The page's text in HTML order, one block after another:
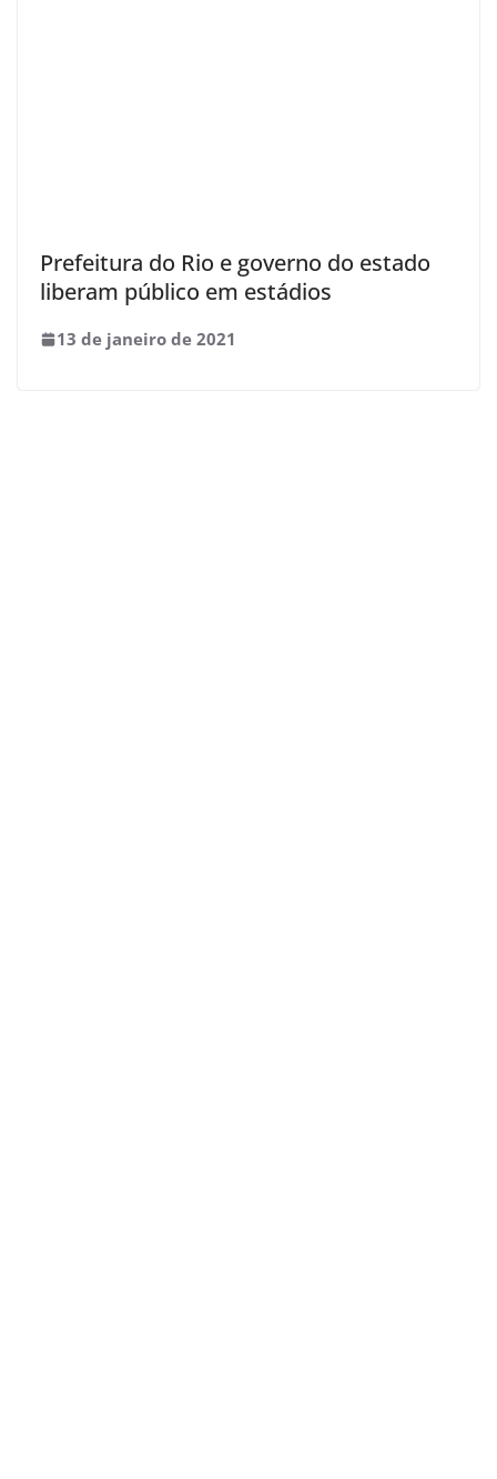
Prefeitura do Rio e governo do estado
liberam público em estádios
13 de janeiro de 2021